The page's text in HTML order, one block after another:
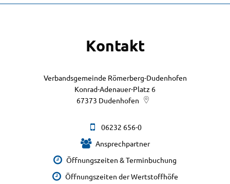
Kontakt
Verbandsgemeinde Römerberg-Dudenhofen
Konrad-Adenauer-Platz 6
67373 Dudenhofen
06232 656-0
Ansprechpartner
Öffnungszeiten & Terminbuchung
Öffnungszeiten der Wertstoffhöfe